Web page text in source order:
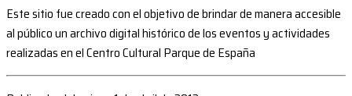
Este sitio fue creado con el objetivo de brindar de manera accesible
al público un archivo digital histórico de los eventos y actividades
realizadas en el Centro Cultural Parque de España